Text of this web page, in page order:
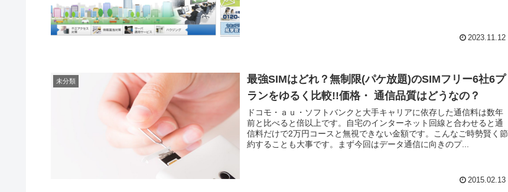
2023.11.12
未分類
最強SIMはどれ？無制限(パケ放題)のSIMフリー6社6プ
ランをゆるく比較!!価格・ 通信品質はどうなの？
ドコモ・ａｕ・ソフトバンクと大手キャリアに依存した通信料は数年
前と比べると倍以上です。自宅のインターネット回線と合わせると通
信料だけで2万円コースと無視できない金額です。こんなご時勢賢く節
約することも大事です。まず今回はデータ通信に向きのプ...
2015.02.13